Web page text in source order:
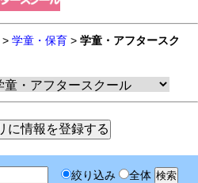
> 学童・保育 > 学童・アフタースク
絞り込み 全体